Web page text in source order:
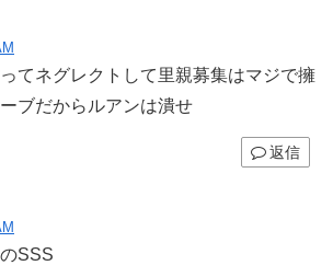
てネグレクトして里親募集はマジで擁
ブだからルアンは潰せ
返信
SSS